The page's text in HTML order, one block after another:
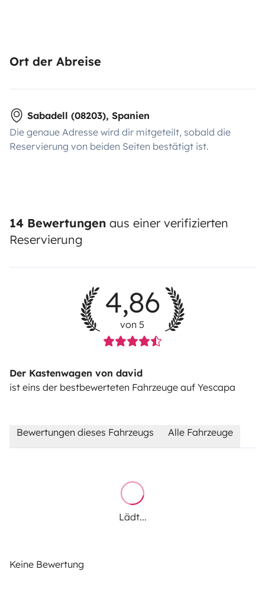
Ort der Abreise
Sabadell (08203), Spanien
Die genaue Adresse wird dir mitgeteilt, sobald die
Reservierung von beiden Seiten bestätigt ist.
14 Bewertungen aus einer verifizierten
Reservierung
4,86
von 5
Der Kastenwagen von david
ist eins der bestbewerteten Fahrzeuge auf Yescapa
Bewertungen dieses Fahrzeugs Alle Fahrzeuge
Lädt...
Keine Bewertung